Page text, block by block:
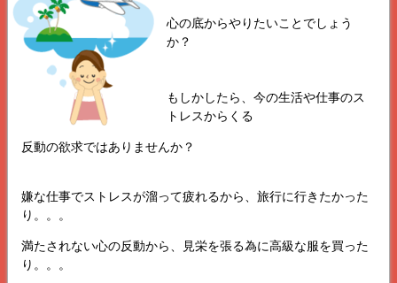
心の底からやりたいことでしょう
か？
もしかしたら、今の生活や仕事のス
トレスからくる
反動の欲求ではありませんか？
嫌な仕事でストレスが溜って疲れるから、旅行に行きたかった
り。。。
満たされない心の反動から、見栄を張る為に高級な服を買った
り。。。